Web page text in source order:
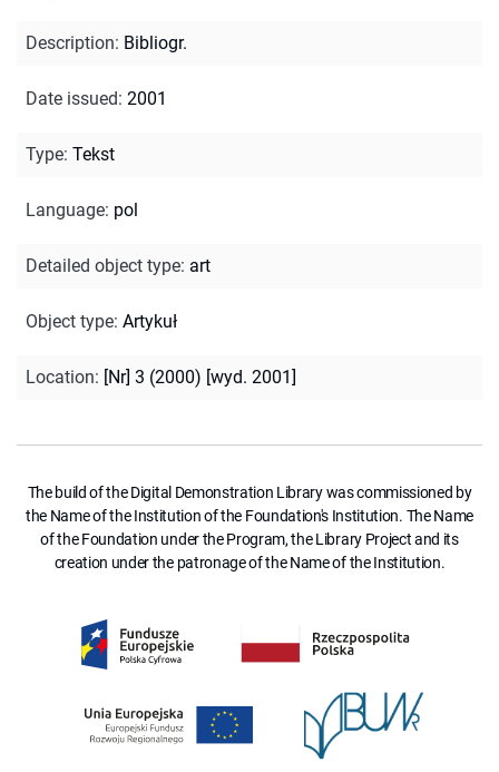
Description: Bibliogr.
Date issued: 2001
Type: Tekst
Language: pol
Detailed object type: art
Object type: Artykuł
Location: [Nr] 3 (2000) [wyd. 2001]
The build of the Digital Demonstration Library was commissioned by
the Name of the Institution of the Foundation's Institution. The Name
of the Foundation under the Program, the Library Project and its
creation under the patronage of the Name of the Institution.